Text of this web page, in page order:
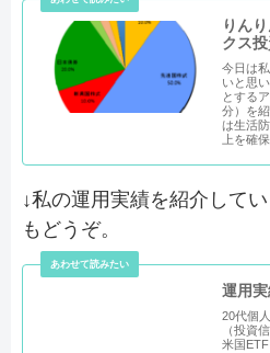
りん
クス
今日は
いと思
とする
分）を
は生活
上を確
↓私の運用実績を紹介して
もどうぞ。
運用
20代個
（投資
米国